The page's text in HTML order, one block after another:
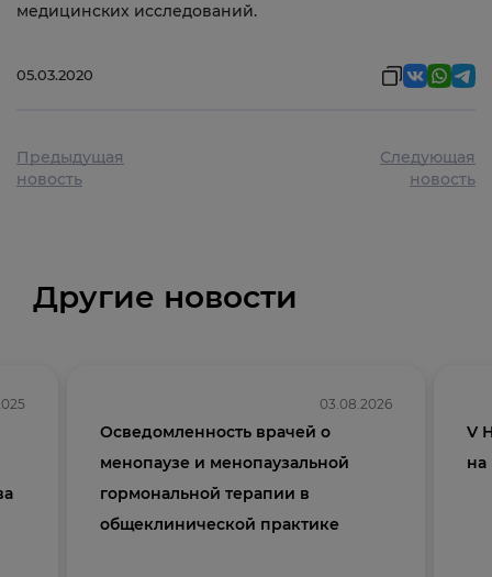
медицинских исследований.
05.03.2020
Предыдущая
новость
Следующая
новость
Другие новости
03.08.2026
Осведомленность врачей о
менопаузе и менопаузальной
гормональной терапии в
общеклинической практике
V
на